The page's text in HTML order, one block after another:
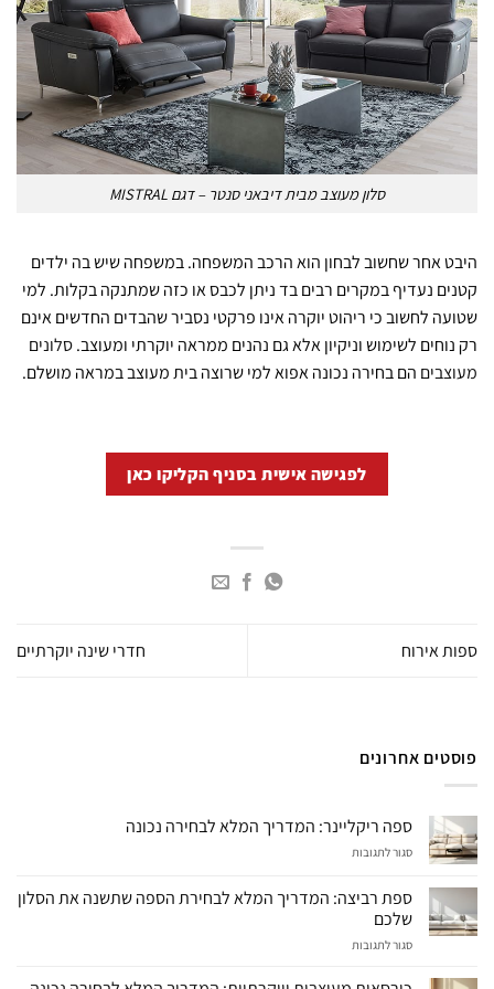
סלון מעוצב מבית דיבאני סנטר – דגם MISTRAL
היבט אחר שחשוב לבחון הוא הרכב המשפחה. במשפחה שיש בה ילדים
קטנים נעדיף במקרים רבים בד ניתן לכבס או כזה שמתנקה בקלות. למי
שטועה לחשוב כי ריהוט יוקרה אינו פרקטי נסביר שהבדים החדשים אינם
רק נוחים לשימוש וניקיון אלא גם נהנים ממראה יוקרתי ומעוצב.סלונים
מעוצבים הם בחירה נכונה אפוא למי שרוצה בית מעוצב במראה מושלם.
לפגישה אישית בסניף הקליקו כאן
ספות אירוח חדרי שינה יוקרתיים
פוסטים אחרונים
ספה ריקליינר: המדריך המלא לבחירה נכונה
סגור לתגובות
המדריך
לבחירה
ספת רביצה: המדריך המלא לבחירת הספה שתשנה את הסלון
שלכם
סגור לתגובות
רביצה: